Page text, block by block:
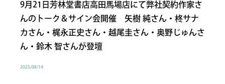
9月21日芳林堂書店高田馬場店にて弊社契約作家さ
んのトーク＆サイン会開催 矢樹 純さん・柊サナ
カさん・梶永正史さん・越尾圭さん・奥野じゅんさ
ん・鈴木 智さんが登壇
2025/08/14